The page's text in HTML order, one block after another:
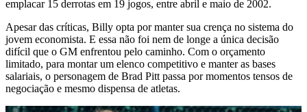
emplacar 15 derrotas em 19 jogos, entre abril e maio de 2002.
Apesar das críticas, Billy opta por manter sua crença no sistema do
jovem economista. E essa não foi nem de longe a única decisão
difícil que o GM enfrentou pelo caminho. Com o orçamento
limitado, para montar um elenco competitivo e manter as bases
salariais, o personagem de Brad Pitt passa por momentos tensos de
negociação e mesmo dispensa de atletas.